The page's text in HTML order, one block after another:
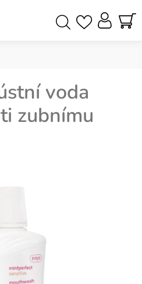
voda
zubnímu